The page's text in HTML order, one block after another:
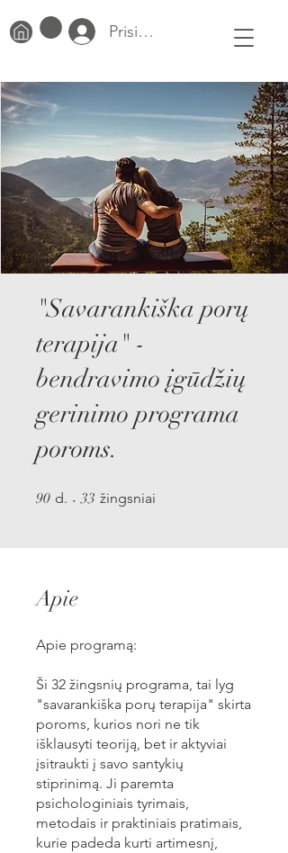
Prisijungti
"Savarankiška porų
terapija" -
bendravimo įgūdžių
gerinimo programa
poroms.
90 d. 90 d.33 žingsniai
Apie
Apie programą:
Ši 32 žingsnių programa, tai lyg
"savarankiška porų terapija" skirta
poroms, kurios nori ne tik
išklausyti teoriją, bet ir aktyviai
įsitraukti į savo santykių
stiprinimą. Ji paremta
psichologiniais tyrimais,
metodais ir praktiniais pratimais,
kurie padeda kurti artimesnį,